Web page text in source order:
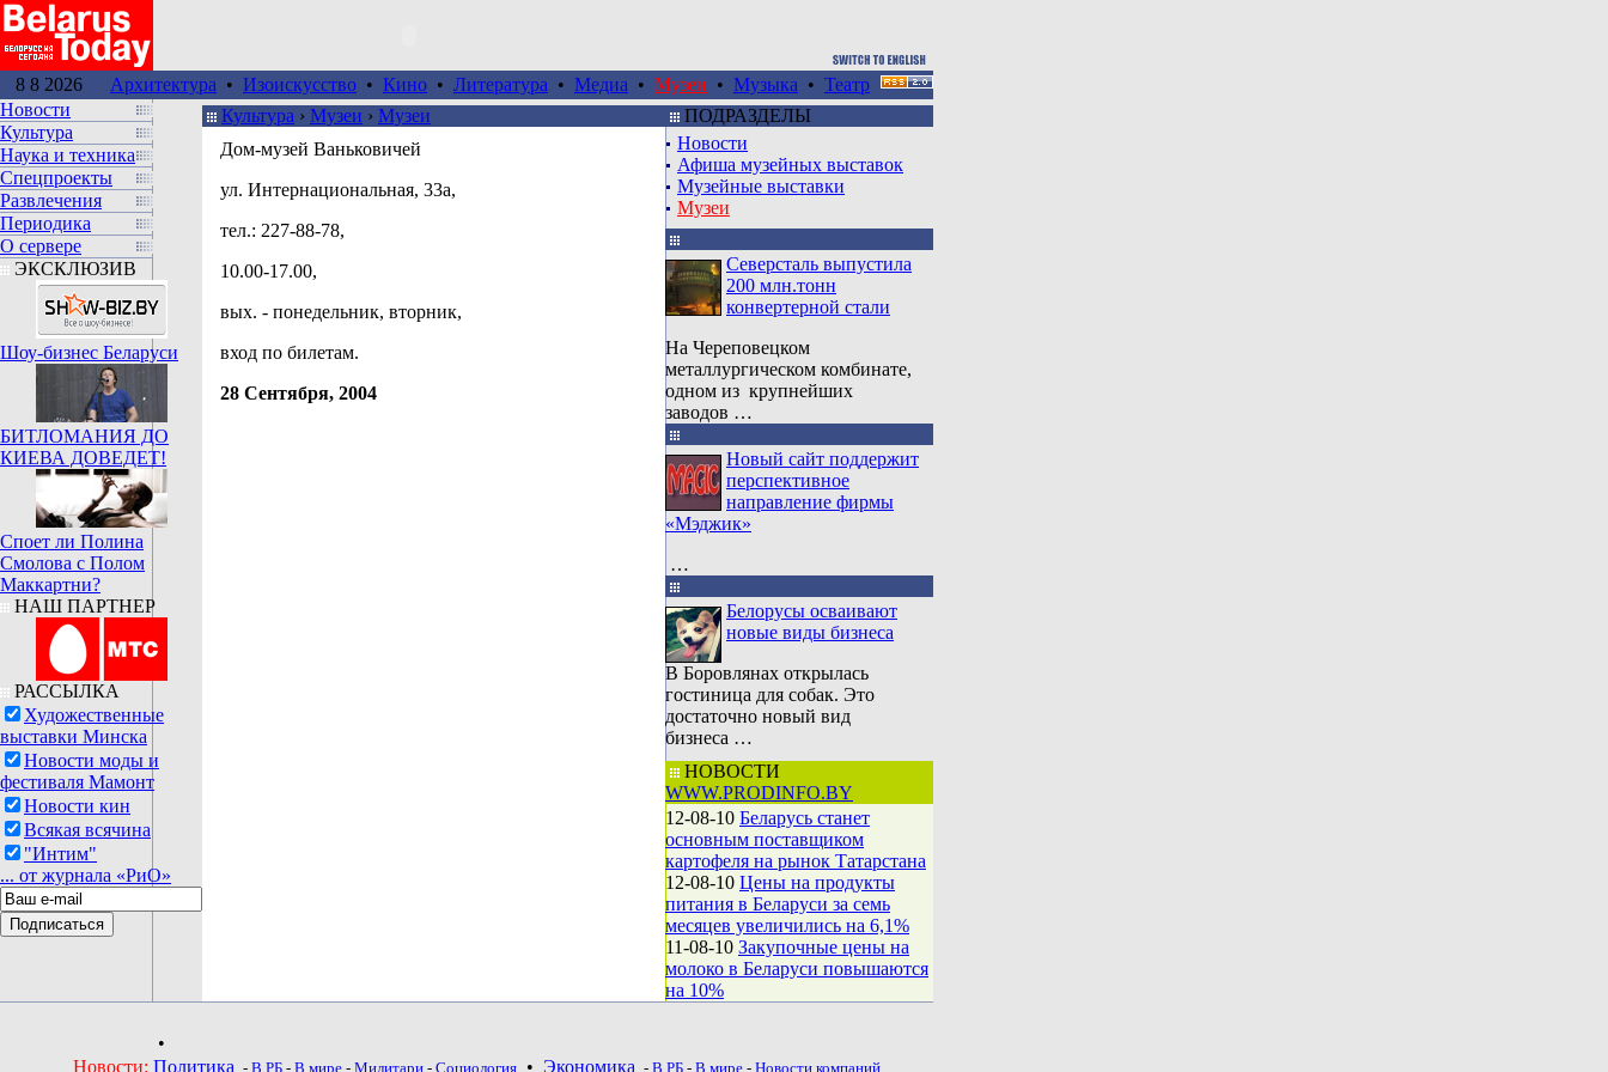
8 8 2026 Архитектура • Изоискусство • Кино • Литература • Медиа • Музеи • Музыка • Театр
Новости
Культура
Наука и техника
Спецпроекты
Развлечения
Периодика
О сервере
ЭКСКЛЮЗИВ
Шоу-бизнес Беларуси
БИТЛОМАНИЯ ДО
КИЕВА ДОВЕДЕТ!
Споет ли Полина
Смолова с Полом
Маккартни?
НАШ ПАРТНЕР
РАССЫЛКА
Художественные
выставки Минска
Новости моды и
фестиваля Мамонт
Новости кин
Всякая всячина
"Интим"
... от журнала «РиО»
Культура › Музеи › Музеи
Дом-музей Ваньковичей
ул. Интернациональная, 33а,
тел.: 227-88-78,
10.00-17.00,
вых. - понедельник, вторник,
вход по билетам.
28 Сентября, 2004
ПОДРАЗДЕЛЫ
Новости
Афиша музейных выставок
Музейные выставки
Музеи
Северсталь выпустила
200 млн.тонн
конвертерной стали
На Череповецком
металлургическом комбинате,
одном из крупнейших
заводов …
Новый сайт поддержит
перспективное
направление фирмы
«Мэджик»
…
Белорусы осваивают
новые виды бизнеса
В Боровлянах открылась
гостиница для собак. Это
достаточно новый вид
бизнеса …
НОВОСТИ
WWW.PRODINFO.BY
12-08-10 Беларусь станет
основным поставщиком
картофеля на рынок Татарстана
12-08-10 Цены на продукты
питания в Беларуси за семь
месяцев увеличились на 6,1%
11-08-10 Закупочные цены на
молоко в Беларуси повышаются
на 10%
•
Новости: Политика - В РБ - В мире - Милитари - Социология • Экономика - В РБ - В мире - Новости компаний